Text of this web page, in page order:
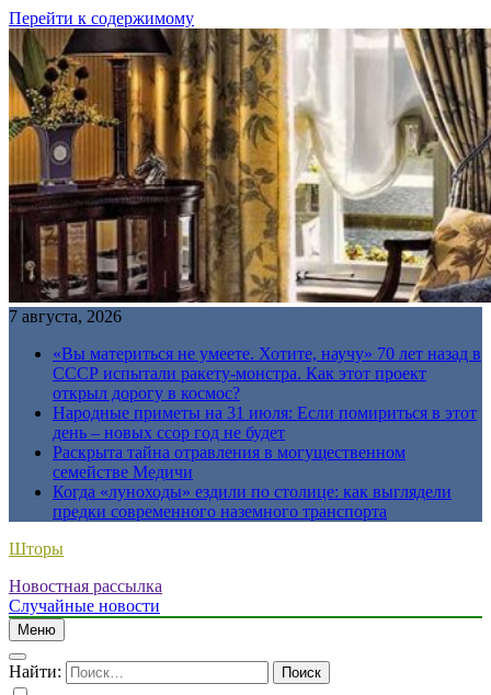
Перейти к содержимому
7 августа, 2026
«Вы материться не умеете. Хотите, научу» 70 лет назад в
СССР испытали ракету-монстра. Как этот проект
открыл дорогу в космос?
Народные приметы на 31 июля: Если помириться в этот
день – новых ссор год не будет
Раскрыта тайна отравления в могущественном
семействе Медичи
Когда «луноходы» ездили по столице: как выглядели
предки современного наземного транспорта
Шторы
Новостная рассылка
Случайные новости
Меню
Найти: